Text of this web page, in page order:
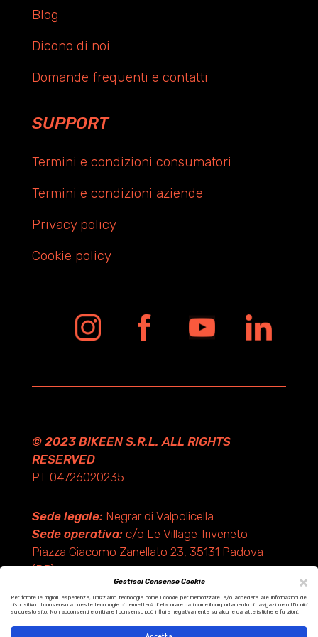
×
Gestisci Consenso Cookie
Per fornire le migliori esperienze, utilizziamo tecnologie come i cookie per memorizzare e/o accedere alle informazioni del
dispositivo. Il consenso a queste tecnologie ci permetterà di elaborare dati come il comportamento di navigazione o ID unici
su questo sito. Non acconsentire o ritirare il consenso può influire negativamente su alcune caratteristiche e funzioni.
Blog
Dicono di noi
Domande frequenti e contatti
SUPPORT
Termini e condizioni consumatori
Termini e condizioni aziende
Privacy policy
Cookie policy
© 2023 BIKEEN S.R.L. ALL RIGHTS
RESERVED
P.I. 04726020235
Sede legale:Negrar di Valpolicella
Sede operativa:c/o Le Village Triveneto
Piazza Giacomo Zanellato 23, 35131 Padova
(PD)
Design by KF ADV
Development by Italix.net